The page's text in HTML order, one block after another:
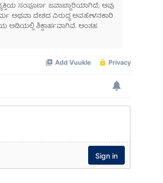
ಸಂಪೂರ್ಣ ಜವಾಬ್ದಾರಿಯಾಗಿದೆ; ಅವು
ಅಥವಾ ದೇಶದ ವಿರುದ್ಧ ಅವಹೇಳನಕಾರಿ
ಅಡಿಯಲ್ಲಿ ಶಿಕ್ಷಾರ್ಹವಾಗಿವೆ. ಅಂತಹ